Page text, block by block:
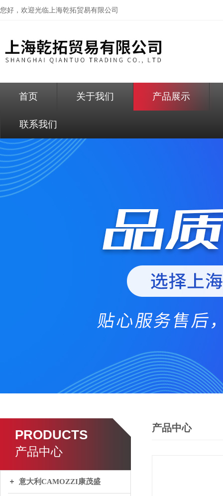
您好，欢迎光临上海乾拓贸易有限公司
首页 关于我们 产品展示
联系我们
PRODUCTS
产品中心
意大利CAMOZZI康茂盛
产品中心